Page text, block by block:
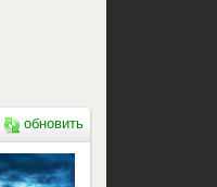
обновить